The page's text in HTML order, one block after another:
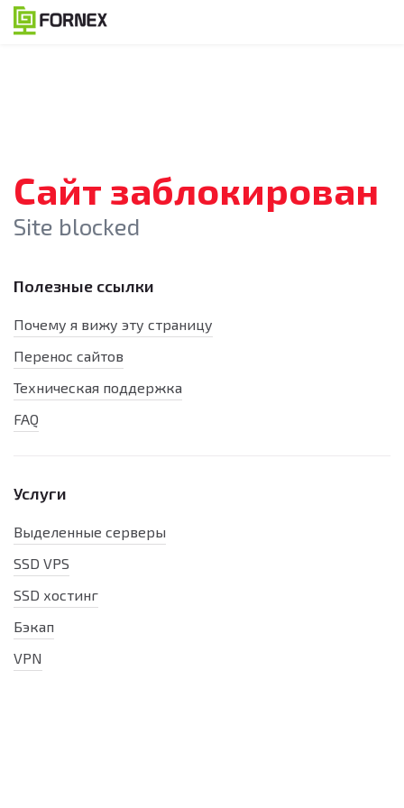
Сайт заблокирован
Site blocked
Полезные ссылки
Почему я вижу эту страницу
Перенос сайтов
Техническая поддержка
FAQ
Услуги
Выделенные серверы
SSD VPS
SSD хостинг
Бэкап
VPN